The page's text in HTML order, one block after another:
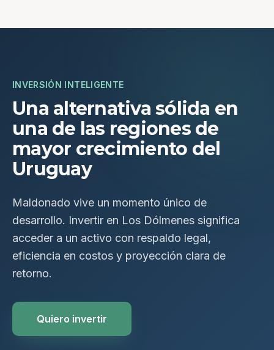
INVERSIÓN INTELIGENTE
Una alternativa sólida en
una de las regiones de
mayor crecimiento del
Uruguay
Maldonado vive un momento único de
desarrollo. Invertir en Los Dólmenes significa
acceder a un activo con respaldo legal,
eficiencia en costos y proyección clara de
retorno.
Quiero invertir